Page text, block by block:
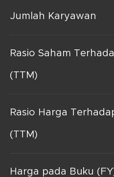
Jumlah Karyawan
Rasio Saham
(TTM)
Rasio Harga
(TTM)
Harga pada Buku